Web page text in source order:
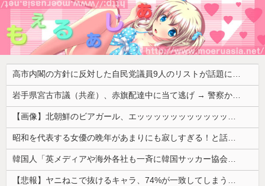
高市内閣の方針に反対した自民党議員9人のリストが話題に、「岩屋はどこへ行った？」との指摘もあるが……
岩手県宮古市議（共産）、赤旗配達中に当て逃げ → 警察から連絡が来て宮古署を訪れ事情聴取
【画像】北朝鮮のビアガール、エッッッッッッッッッッッッッッッッッ！
昭和を代表する女優の晩年があまりにも寂しすぎる！と話題に、自身の子供を餓死する寸前までネグレクトした挙句……
韓国人「英メディアや海外各社も一斉に韓国サッカー協会を巡る過去の不祥事を報道！」→「国際的な信用失墜の危機‥」
【悲報】ヤニねこで抜けるキャラ、74%が一致してしまうｗｗｗｗｗ